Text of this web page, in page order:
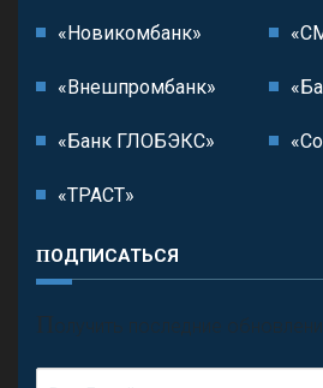
«Новикомбанк»
«Внешпромбанк»
«Банк ГЛОБЭКС»
«ТРАСТ»
ПОДПИСАТЬСЯ
П олучить последние